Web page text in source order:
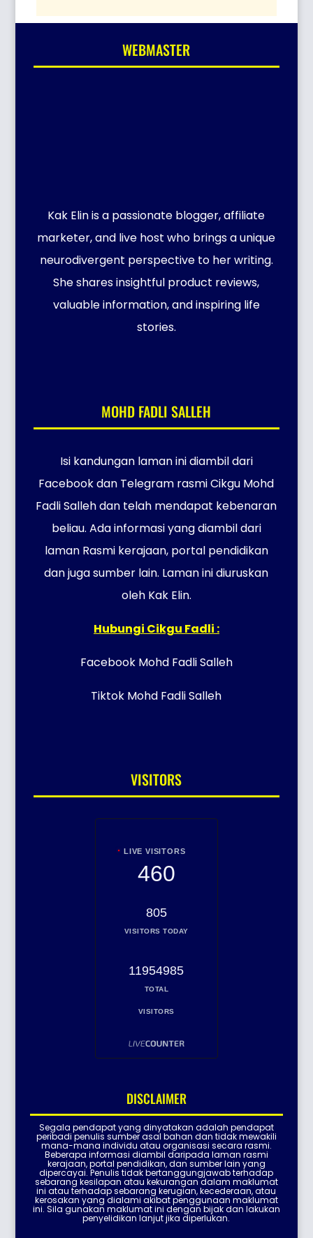
WEBMASTER
Kak Elin is a passionate blogger, affiliate
marketer, and live host who brings a unique
neurodivergent perspective to her writing.
She shares insightful product reviews,
valuable information, and inspiring life
stories.
MOHD FADLI SALLEH
Isi kandungan laman ini diambil dari
Facebook dan Telegram rasmi Cikgu Mohd
Fadli Salleh dan telah mendapat kebenaran
beliau. Ada informasi yang diambil dari
laman Rasmi kerajaan, portal pendidikan
dan juga sumber lain. Laman ini diuruskan
oleh Kak Elin.
Hubungi Cikgu Fadli :
Facebook Mohd Fadli Salleh
Tiktok Mohd Fadli Salleh
VISITORS
LIVE VISITORS
460
805
VISITORS TODAY
11954985
TOTAL
VISITORS
DISCLAIMER
Segala pendapat yang dinyatakan adalah pendapat
peribadi penulis sumber asal bahan dan tidak mewakili
mana-mana individu atau organisasi secara rasmi.
Beberapa informasi diambil daripada laman rasmi
kerajaan, portal pendidikan, dan sumber lain yang
dipercayai. Penulis tidak bertanggungjawab terhadap
sebarang kesilapan atau kekurangan dalam maklumat
ini atau terhadap sebarang kerugian, kecederaan, atau
kerosakan yang dialami akibat penggunaan maklumat
ini. Sila gunakan maklumat ini dengan bijak dan lakukan
penyelidikan lanjut jika diperlukan.